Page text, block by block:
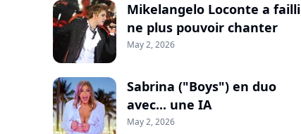
Mikelangelo Loconte a failli
ne plus pouvoir chanter
May 2, 2026
Sabrina ("Boys") en duo
avec... une IA
May 2, 2026